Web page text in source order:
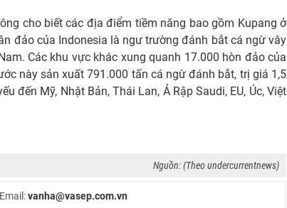
cho biết các địa điểm tiềm năng bao gồm Kupang ở
đảo của Indonesia là ngư trường đánh bắt cá ngừ vây
Các khu vực khác xung quanh 17.000 hòn đảo của
này sản xuất 791.000 tấn cá ngừ đánh bắt, trị giá 1,5
đến Mỹ, Nhật Bản, Thái Lan, Ả Rập Saudi, EU, Úc, Việt
Nguồn: (Theo undercurrentnews)
Email:vanha@vasep.com.vn